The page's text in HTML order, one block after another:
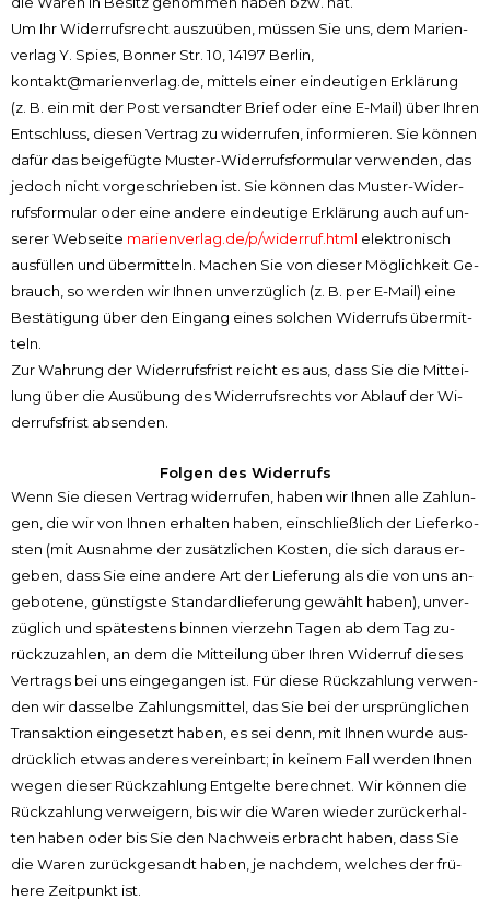
Um Ihr Wi­der­rufs­recht aus­zu­üben, müs­sen Sie uns, dem Ma­rien­
ver­lag Y. Spies, Bon­ner Str. 10, 14197 Ber­lin,
kontakt@marienverlag.de, mit­tels ei­ner ein­deu­ti­gen Er­klä­rung
(z. B. ein mit der Post ver­sand­ter Brief oder ei­ne E-Mail) über Ih­ren
Ent­schluss, die­sen Ver­trag zu wi­der­ru­fen, in­for­mie­ren. Sie kön­nen
da­für das bei­ge­füg­te Mu­ster-Wi­der­rufs­for­mu­lar ver­wen­den, das
je­doch nicht vor­ge­schrie­ben ist. Sie kön­nen das Mu­ster-Wi­der­
rufs­for­mu­lar oder ei­ne an­de­re ein­deu­ti­ge Er­klä­rung auch auf un­
se­rer Web­sei­te marienverlag.de/p/widerruf.html elek­tro­nisch
aus­fül­len und über­mit­teln. Ma­chen Sie von die­ser Mög­lich­keit Ge­
brauch, so wer­den wir Ih­nen un­ver­züg­lich (z. B. per E-Mail) ei­ne
Be­stä­ti­gung über den Ein­gang ei­nes sol­chen Wi­der­rufs über­mit­
teln.
Zur Wah­rung der Wi­der­rufs­frist reicht es aus, dass Sie die Mit­tei­
lung über die Aus­übung des Wi­der­rufs­rechts vor Ab­lauf der Wi­
der­rufs­frist ab­sen­den.
Folgen des Widerrufs
Wenn Sie die­sen Ver­trag wi­der­ru­fen, ha­ben wir Ih­nen al­le Zah­lun­
gen, die wir von Ih­nen er­hal­ten ha­ben, ein­schließ­lich der Lie­fer­ko­
sten (mit Aus­nah­me der zu­sätz­li­chen Ko­sten, die sich dar­aus er­
ge­ben, dass Sie ei­ne an­de­re Art der Lie­fe­rung als die von uns an­
ge­bo­te­ne, gün­stig­ste Stan­dard­lie­fe­rung ge­wählt ha­ben), un­ver­
züg­lich und spä­te­stens bin­nen vier­zehn Ta­gen ab dem Tag zu­
rück­zu­zah­len, an dem die Mit­tei­lung über Ih­ren Wi­der­ruf die­ses
Ver­trags bei uns ein­ge­gan­gen ist. Für die­se Rück­zah­lung ver­wen­
den wir das­sel­be Zah­lungs­mit­tel, das Sie bei der ur­sprüng­li­chen
Trans­ak­ti­on ein­ge­setzt ha­ben, es sei denn, mit Ih­nen wur­de aus­
drück­lich et­was an­de­res ver­ein­bart; in kei­nem Fall wer­den Ih­nen
we­gen die­ser Rück­zah­lung Ent­gel­te be­rech­net. Wir kön­nen die
Rück­zah­lung ver­wei­gern, bis wir die Wa­ren wie­der zu­rück­er­hal­
ten ha­ben oder bis Sie den Nach­weis er­bracht ha­ben, dass Sie
die Wa­ren zu­rück­ge­sandt ha­ben, je nach­dem, wel­ches der frü­
he­re Zeit­punkt ist.